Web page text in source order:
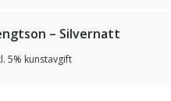
– Silvernatt
5% kunstavgift